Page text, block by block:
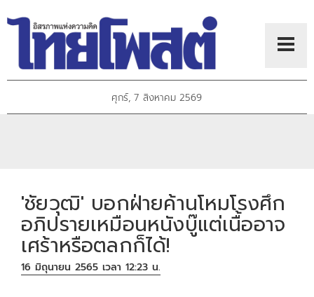
ศุกร์, 7 สิงหาคม 2569
'ชัยวุฒิ' บอกฝ่ายค้านโหมโรงศึก
อภิปรายเหมือนหนังบู๊แต่เนื้ออาจ
เศร้าหรือตลกก็ได้!
16 มิถุนายน 2565 เวลา 12:23 น.